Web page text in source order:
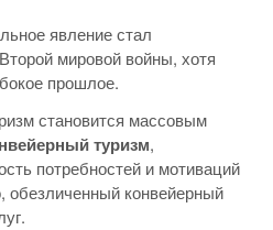
явление стал
мировой войны, хотя
прошлое.
становится массовым
туризм,
потребностей и мотиваций
обезличенный конвейерный